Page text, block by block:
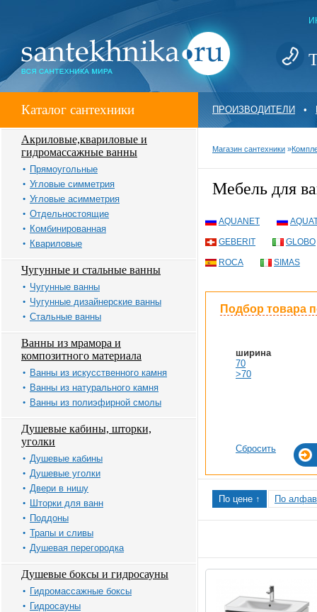
Каталог сантехники ПРОИЗВОДИТЕЛИ •
Акриловые,квариловые и
гидромассажные ванны
Прямоугольные
Угловые симметрия
Угловые асимметрия
Отдельностоящие
Комбинированная
Квариловые
Чугунные и стальные ванны
Чугунные ванны
Чугунные дизайнерские ванны
Стальные ванны
Ванны из мрамора и
композитного материала
Ванны из искусственного камня
Ванны из натурального камня
Ванны из полиэфирной смолы
Душевые кабины, шторки,
уголки
Душевые кабины
Душевые уголки
Двери в нишу
Шторки для ванн
Поддоны
Трапы и сливы
Душевая перегородка
Душевые боксы и гидросауны
Гидромассажные боксы
Гидросауны
Магазин сантехники »
Мебель для
AQUANET
GEBERIT GLOBO
ROCA SIMAS
Подбор товара
ширина
70
>70
Сбросить
По цене ↑ По